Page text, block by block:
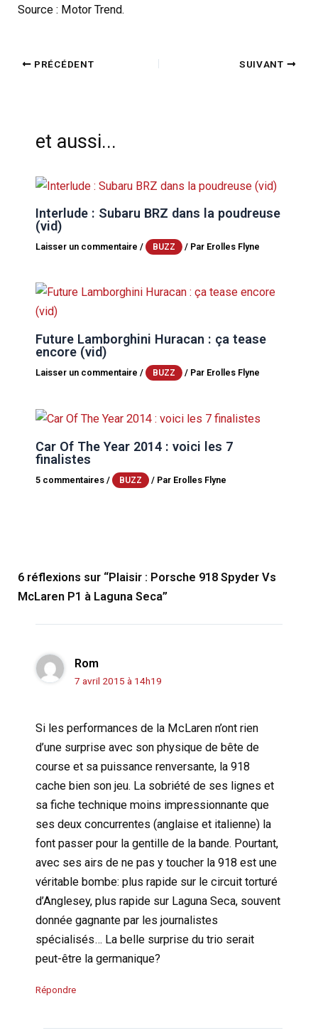
Source : Motor Trend.
PRÉCÉDENT SUIVANT
et aussi...
Interlude : Subaru BRZ dans la poudreuse
(vid)
Laisser un commentaire / BUZZ / Par Erolles Flyne
Future Lamborghini Huracan : ça tease
encore (vid)
Laisser un commentaire / BUZZ / Par Erolles Flyne
Car Of The Year 2014 : voici les 7
finalistes
5 commentaires / BUZZ / Par Erolles Flyne
6 réflexions sur “Plaisir : Porsche 918 Spyder Vs
McLaren P1 à Laguna Seca”
Rom
7 avril 2015 à 14h19
Si les performances de la McLaren n’ont rien
d’une surprise avec son physique de bête de
course et sa puissance renversante, la 918
cache bien son jeu. La sobriété de ses lignes et
sa fiche technique moins impressionnante que
ses deux concurrentes (anglaise et italienne) la
font passer pour la gentille de la bande. Pourtant,
avec ses airs de ne pas y toucher la 918 est une
véritable bombe: plus rapide sur le circuit torturé
d’Anglesey, plus rapide sur Laguna Seca, souvent
donnée gagnante par les journalistes
spécialisés… La belle surprise du trio serait
peut-être la germanique?
Répondre